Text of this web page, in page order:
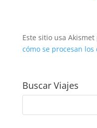
Este sitio usa
cómo se procesan
Buscar Viajes